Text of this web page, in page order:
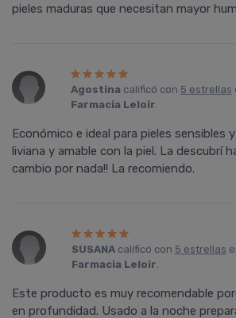
pieles maduras que necesitan mayor
Agostina calificó con 5 estrellas
Farmacia Leloir.
Económico e ideal para pieles sensibles
liviana y amable con la piel. La descubrí
cambio por nada!! La recomiendo.
SUSANAcalificó con 5 estrellas
Farmacia Leloir.
Este producto es muy recomendable
en profundidad. Usado a la noche